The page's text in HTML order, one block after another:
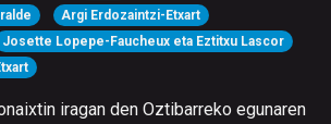
Argi Erdozaintzi-Etxart
Josette Lopepe-Faucheux eta Eztitxu Lascor
iragan den Oztibarreko egunaren